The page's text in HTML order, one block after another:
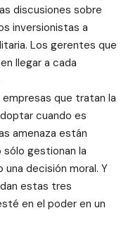
discusiones sobre
inversionistas a
Los gerentes que
llegar a cada
que tratan la
cuando es
amenaza están
gestionan la
decisión moral. Y
estas tres
en el poder en un